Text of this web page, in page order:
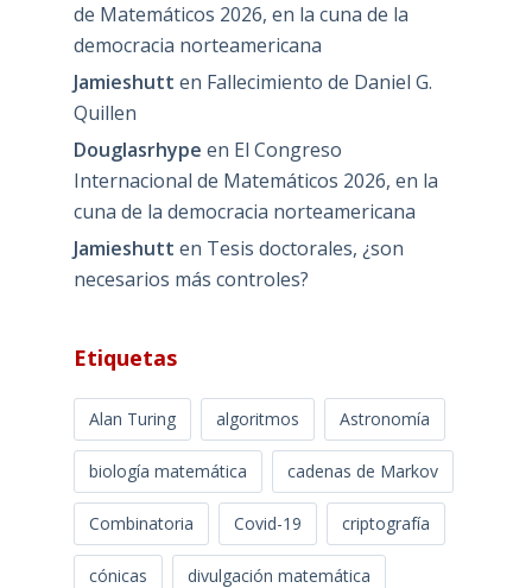
de Matemáticos 2026, en la cuna de la
democracia norteamericana
Jamieshutt en Fallecimiento de Daniel G.
Quillen
Douglasrhype en El Congreso
Internacional de Matemáticos 2026, en la
cuna de la democracia norteamericana
Jamieshutt en Tesis doctorales, ¿son
necesarios más controles?
Etiquetas
Alan Turing algoritmos Astronomía
biología matemática cadenas de Markov
Combinatoria Covid-19 criptografía
cónicas divulgación matemática